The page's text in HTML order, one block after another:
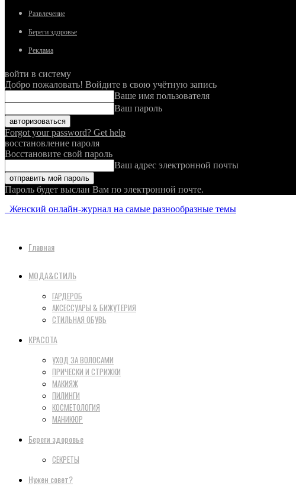
Развлечение
Береги здоровье
Реклама
войти в систему
Добро пожаловать! Войдите в свою учётную запись
Ваше имя пользователя
Ваш пароль
Forgot your password? Get help
восстановление пароля
Восстановите свой пароль
Ваш адрес электронной почты
Пароль будет выслан Вам по электронной почте.
Женский онлайн-журнал на самые разнообразные темы
Главная
МОДА&СТИЛЬ
ГАРДЕРОБ
АКСЕССУАРЫ & БИЖУТЕРИЯ
СТИЛЬНАЯ ОБУВЬ
КРАСОТА
УХОД ЗА ВОЛОСАМИ
ПРИЧЕСКИ И СТРИЖКИ
МАКИЯЖ
ПИЛИНГИ
КОСМЕТОЛОГИЯ
МАНИКЮР
Береги здоровье
СЕКРЕТЫ
Нужен совет?